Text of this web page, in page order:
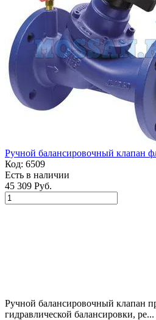
Ручной балансировочный клапан
Код: 6509
Есть в наличии
45 309 Руб.
Ручной балансировочный клапан
гидравлической балансировки, ре...